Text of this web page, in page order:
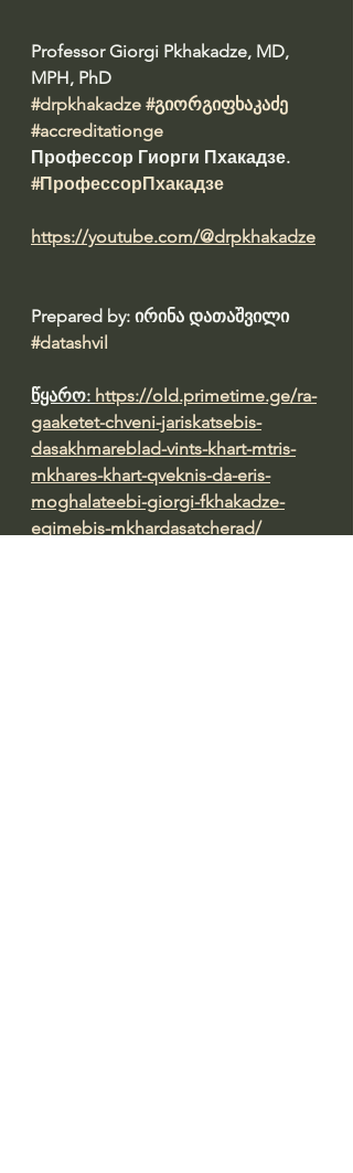
Professor Giorgi Pkhakadze, MD,
MPH, PhD
#drpkhakadze #გიორგიფხაკაძე
#accreditationge
Профессор Гиорги Пхакадзе.
#ПрофессорПхакадзе
https://youtube.com/@drpkhakadze
Prepared by: ირინა დათაშვილი
#datashvil
წყარო: https://old.primetime.ge/ra-
gaaketet-chveni-jariskatsebis-
dasakhmareblad-vints-khart-mtris-
mkhares-khart-qveknis-da-eris-
moghalateebi-giorgi-fkhakadze-
eqimebis-mkhardasatcherad/